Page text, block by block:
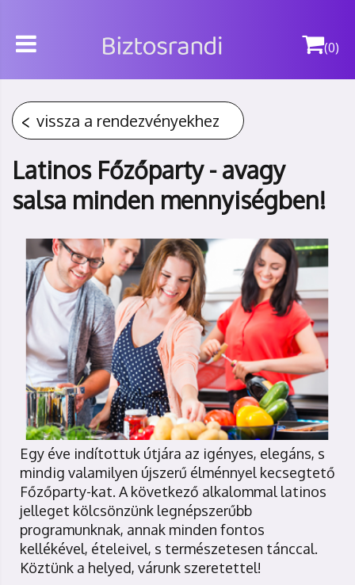
(0)
vissza a rendezvényekhez
Latinos Főzőparty - avagy
salsa minden mennyiségben!
Egy éve indítottuk útjára az igényes, elegáns, s
mindig valamilyen újszerű élménnyel kecsegtető
Főzőparty-kat. A következő alkalommal latinos
jelleget kölcsönzünk legnépszerűbb
programunknak, annak minden fontos
kellékével, ételeivel, s természetesen tánccal.
Köztünk a helyed, várunk szeretettel!